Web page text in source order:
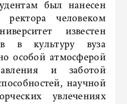
был нанесен
человеком
известен
в культуру вуза
особой атмосферой
и заботой
научной
увлечениях